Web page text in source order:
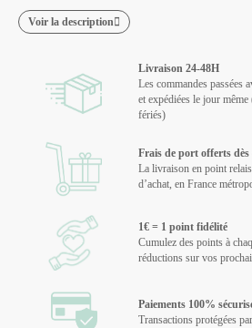
Voir la description
Livraison 24-48H
Les commandes passées
et expédiées le jour
fériés)
Frais de port offerts dès
La livraison en point
d’achat, en France
1€ = 1 point fidélité
Cumulez des points à
réductions sur vos
Paiements 100%
Transactions protégées